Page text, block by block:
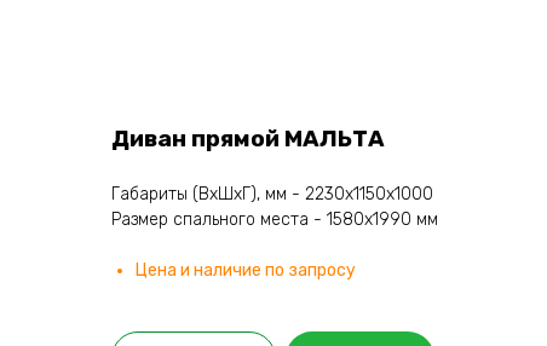
Диван прямой МАЛЬТА
Габариты (ВхШхГ), мм - 2230х1150х1000
Размер спального места - 1580х1990 мм
Цена и наличие по запросу